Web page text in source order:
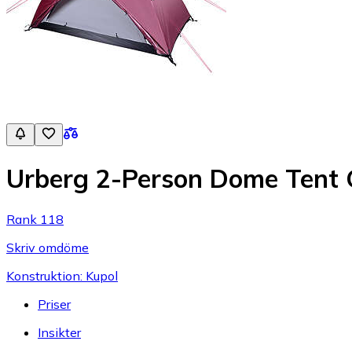
Urberg 2-Person Dome Tent
Rank 118
Skriv omdöme
Konstruktion: Kupol
Priser
Insikter